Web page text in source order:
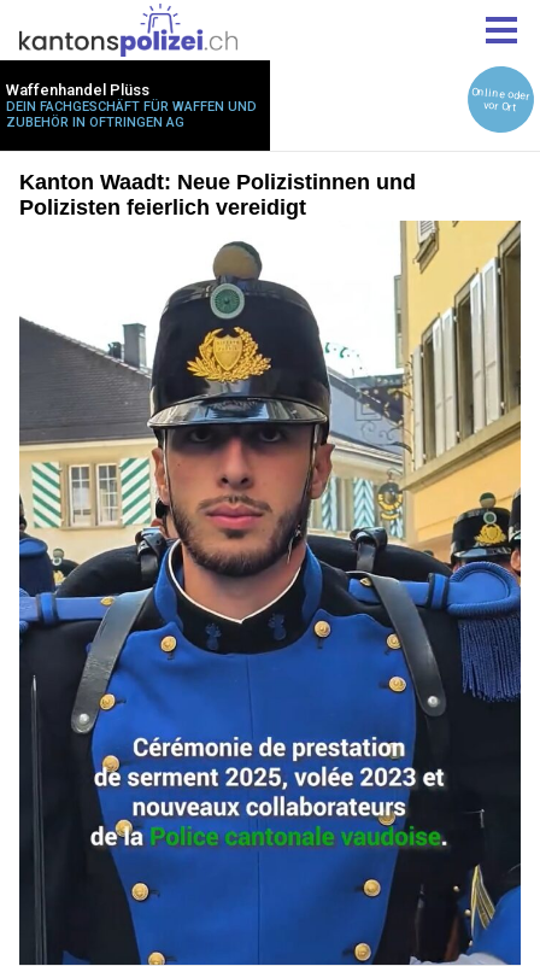
Kanton Waadt: Neue Polizistinnen und
Polizisten feierlich vereidigt